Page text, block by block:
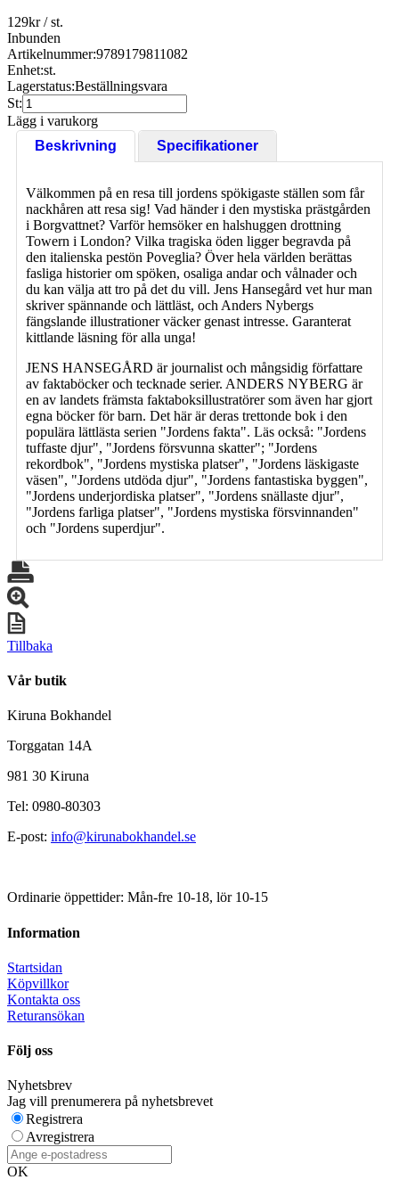
129kr/ st.
Inbunden
Artikelnummer:9789179811082
Enhet:st.
Lagerstatus:Beställningsvara
St:
Lägg i varukorg
Beskrivning
Specifikationer
Välkommen på en resa till jordens spökigaste ställen som får
nackhåren att resa sig! Vad händer i den mystiska prästgården
i Borgvattnet? Varför hemsöker en halshuggen drottning
Towern i London? Vilka tragiska öden ligger begravda på
den italienska pestön Poveglia? Över hela världen berättas
fasliga historier om spöken, osaliga andar och vålnader och
du kan välja att tro på det du vill. Jens Hansegård vet hur man
skriver spännande och lättläst, och Anders Nybergs
fängslande illustrationer väcker genast intresse. Garanterat
kittlande läsning för alla unga!
JENS HANSEGÅRD är journalist och mångsidig författare
av faktaböcker och tecknade serier. ANDERS NYBERG är
en av landets främsta faktaboksillustratörer som även har gjort
egna böcker för barn. Det här är deras trettonde bok i den
populära lättlästa serien "Jordens fakta". Läs också: "Jordens
tuffaste djur", "Jordens försvunna skatter"; "Jordens
rekordbok", "Jordens mystiska platser", "Jordens läskigaste
väsen", "Jordens utdöda djur", "Jordens fantastiska byggen",
"Jordens underjordiska platser", "Jordens snällaste djur",
"Jordens farliga platser", "Jordens mystiska försvinnanden"
och "Jordens superdjur".
Tillbaka
Vår butik
Kiruna Bokhandel
Torggatan 14A
981 30 Kiruna
Tel: 0980-80303
E-post: info@kirunabokhandel.se
Ordinarie öppettider: Mån-fre 10-18, lör 10-15
Information
Startsidan
Köpvillkor
Kontakta oss
Returansökan
Följ oss
Nyhetsbrev
Jag vill prenumerera på nyhetsbrevet
Registrera
Avregistrera
OK